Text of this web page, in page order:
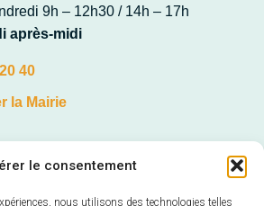
le consentement
nous utilisons des technologies telles
9h – 12h30 / 14h – 17h
après-midi
40
la Mairie
Veuves